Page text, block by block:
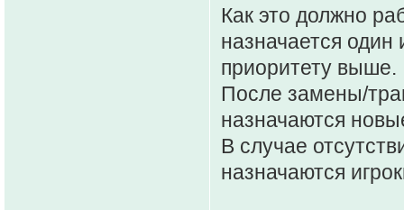
Как это должно
назначается
приоритету выше.
После замены/
назначаются
В случае
назначаются